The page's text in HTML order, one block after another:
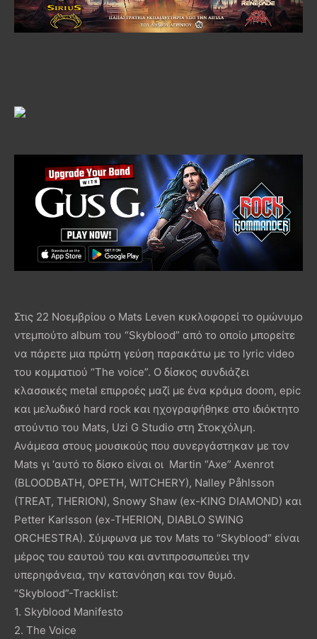
Στις 22 Νοεμβρίου ο Mats Leven κυκλοφορεί το ομώνυμο
ντεμπούτο album του “Skyblood” από το οποίο μπορείτε
να πάρετε μια πρώτη γεύση παρακάτω με το lyric video
του κομματιού “The voice”. Ο δίσκος συνδιάζει
κλασσικές metal επιρροές μαζί με ένα κράμα doom, epic
και μελωδικό hard rock και ηχογραφήθηκε στο ιδιόκτητο
στούντιο του Mats, Uzi G Studio στη Στοκχόλμη.
Ανάμεσα στους μουσικούς που συνεργάστηκαν με τον
Mats γι ‘αυτό το δίσκο είναι οι Martin “Axe” Axenrot
(BLOODBATH, OPETH, WITCHERY), Nalley Påhlsson
(TREAT, THERION), Snowy Shaw (ex-KING DIAMOND) και
Petter Karlsson (ex-THERION, DIABLO SWING
ORCHESTRA). Σύμφωνα με τον Mats το “Skyblood“ είναι
μέρος του εαυτού του και αντιπροσωπεύει την
υπερηφάνεια, την κατανόηση και τον θυμό.
“Skyblood”-Tracklist:
1. Skyblood Manifesto
2. The Voice